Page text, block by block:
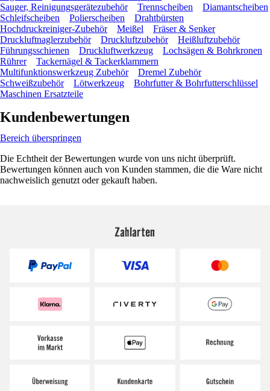
Sauger, Reinigungsgerätezubehör
Trennscheiben
Diamantscheiben
Schleifscheiben
Polierscheiben
Drahtbürsten
Hochdruckreiniger-Zubehör
Meißel
Fräser & Senker
Druckluftnaglerzubehör
Druckluftzubehör
Heißluftzubehör
Führungsschienen
Druckluftwerkzeug
Lochsägen & Bohrkronen
Rührer
Tackernägel & Tackerklammern
Multifunktionswerkzeug Zubehör
Dremel Zubehör
Schweißzubehör
Lötwerkzeug
Bohrfutter & Bohrfutterschlüssel
Maschinen Ersatzteile
Kundenbewertungen
Bereich überspringen
Die Echtheit der Bewertungen wurde von uns nicht überprüft.
Bewertungen können auch von Kunden stammen, die die Ware nicht
nachweislich genutzt oder gekauft haben.
Zahlarten